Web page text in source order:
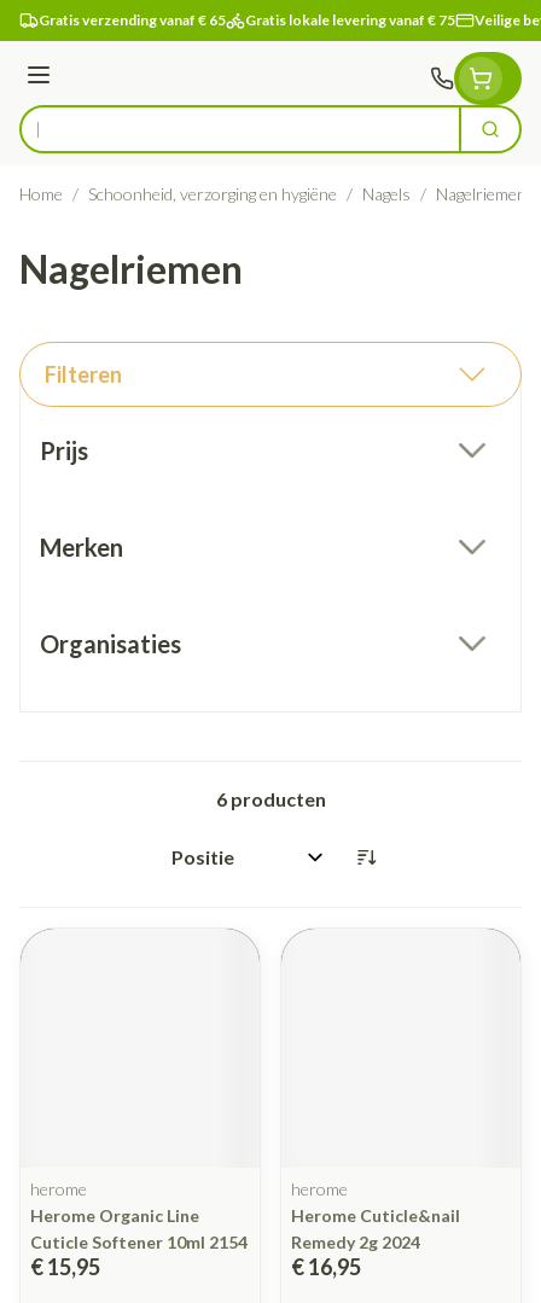
Ga naar de inhoud
Gratis verzending vanaf € 65 Gratis lokale levering vanaf € 75 Veilige
Menu
Product, merk, categorie... Zoek
Home / Schoonheid, verzorging en hygiëne / Nagels / Nagelriemen
Nagelriemen
Filteren
Prijs
Merken
Organisaties
6producten
Sorteer op:
herome
Herome Organic Line
Cuticle Softener 10ml 2154
€ 15,95
herome
Herome Cuticle&nail
Remedy 2g 2024
€ 16,95